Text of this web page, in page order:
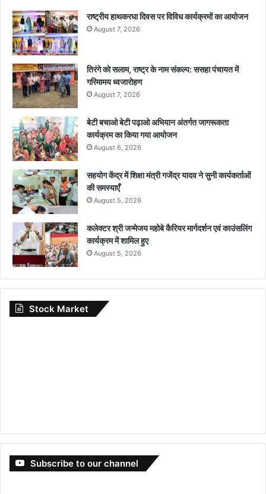
राष्ट्रीय हाथकरघा दिवस पर विविध कार्यक्रमों का आयोजन
August 7, 2026
तिरंगे को सलाम, राष्ट्र के नाम संकल्प: ससहा पंचायत में
गरिमामय ध्वजारोहण
August 7, 2026
बेटी बचाओ बेटी पढ़ाओ अभियान अंतर्गत जागरूकता
कार्यक्रम का किया गया आयोजन
August 6, 2026
सहयोग केंद्र में शिक्षा मंत्री गजेंद्र यादव ने सुनी कार्यकर्ताओं
की समस्याएँ
August 5, 2026
कलेक्टर श्री जन्मेजय महोबे कैरियर मार्गदर्शन एवं काउंसलिंग
कार्यक्रम में शामिल हुए
August 5, 2026
Stock Market
Subscribe to our channel